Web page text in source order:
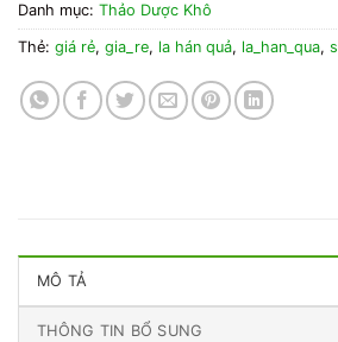
Danh mục: Thảo Dược Khô
Thẻ: giá rẻ, gia_re, la hán quả, la_han_qua,
MÔ TẢ
THÔNG TIN BỔ SUNG